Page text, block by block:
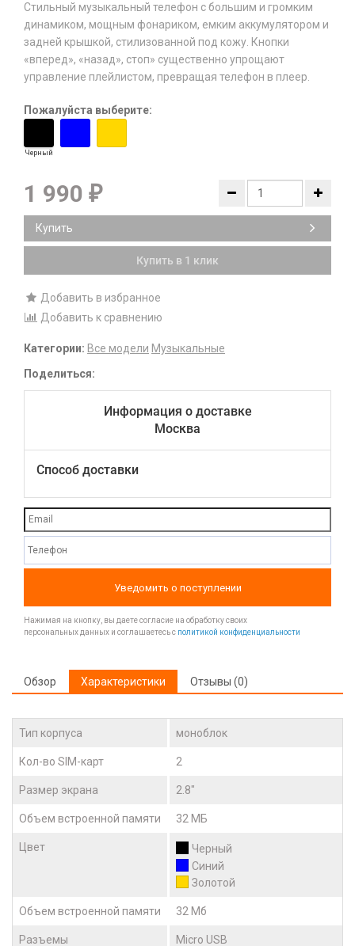
Стильный музыкальный телефон с большим и громким
динамиком, мощным фонариком, емким аккумулятором и
задней крышкой, стилизованной под кожу. Кнопки
«вперед», «назад», стоп» существенно упрощают
управление плейлистом, превращая телефон в плеер.
Пожалуйста выберите:
Черный
1 990 ₽
Купить
Купить в 1 клик
Добавить в избранное
Добавить к сравнению
Категории: Все модели Музыкальные
Поделиться:
Информация о доставке
Москва
Способ доставки
Уведомить о поступлении
Нажимая на кнопку, вы даете согласие на обработку своих
персональных данных и соглашаетесь с политикой конфиденциальности
Обзор Характеристики Отзывы (0)
Тип корпуса моноблок
Кол-во SIM-карт 2
Размер экрана 2.8"
Объем встроенной памяти 32 МБ
Цвет
Черный
Синий
Золотой
Объем встроенной памяти 32 Мб
Разъемы Micro USB